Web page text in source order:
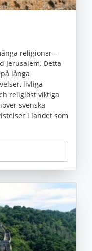
religioner –
Jerusalem. Detta
långa
livliga
religiöst viktiga
svenska
i landet som